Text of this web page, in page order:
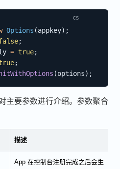
Options (appkey) ;
;
= true;
;
(options) ;
主要参数进行介绍。参数聚合
描述
App 在控制台注册完成之后会生